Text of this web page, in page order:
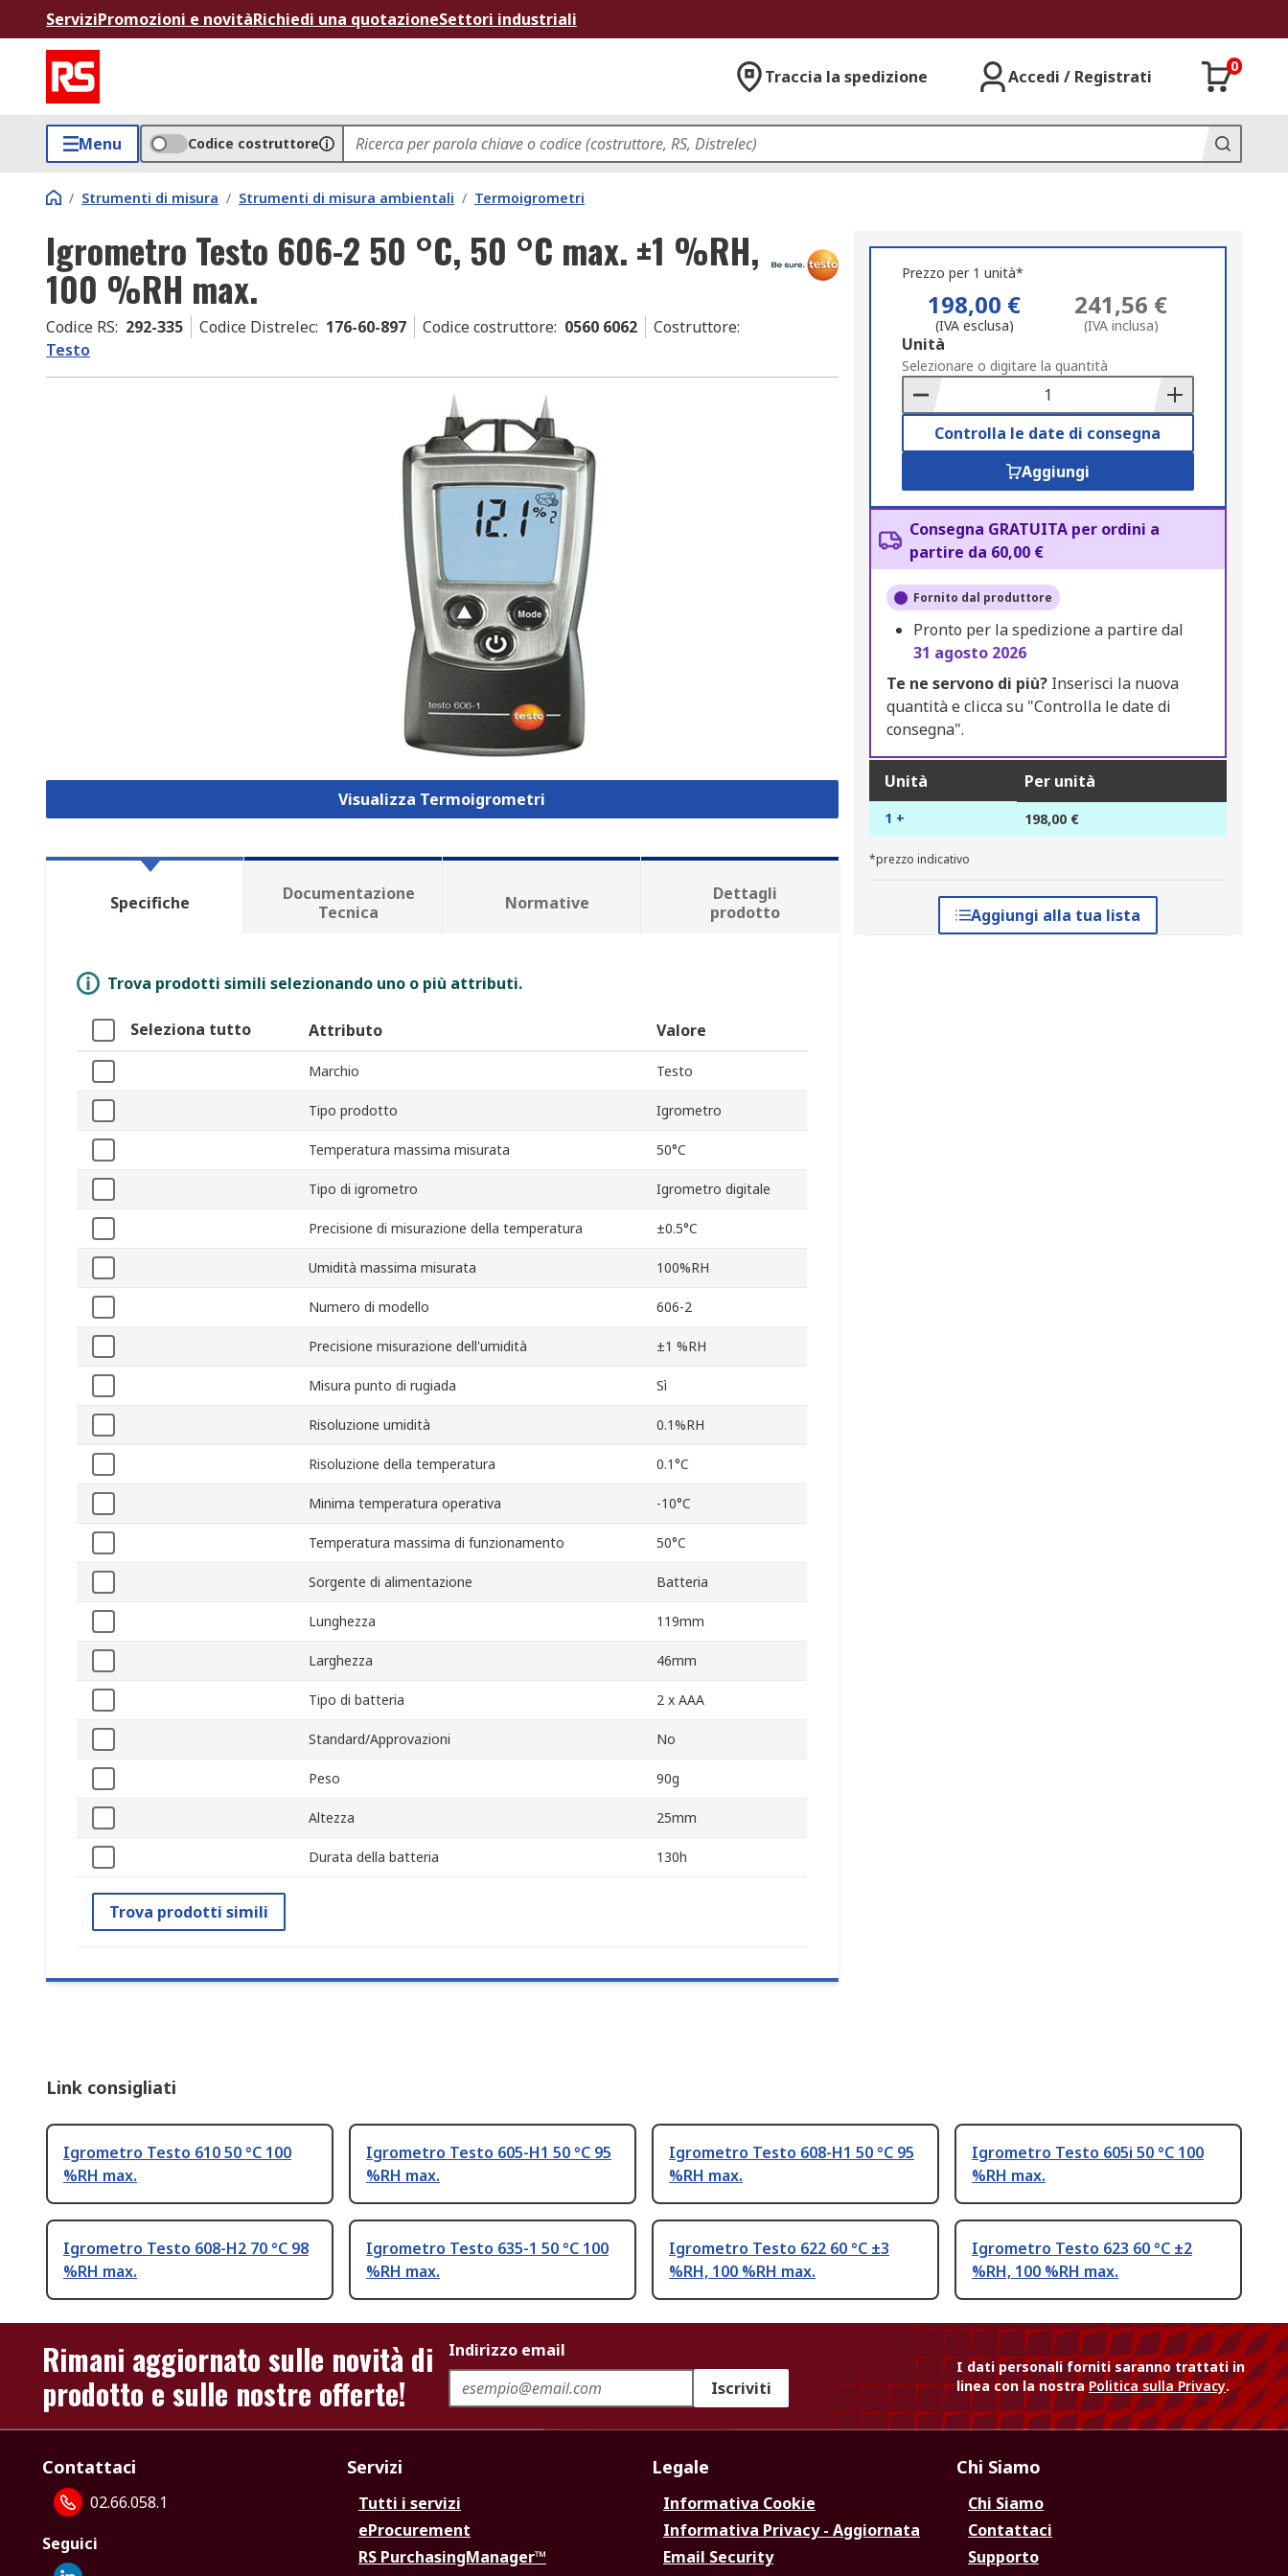
ServiziPromozioni e novitàRichiedi una quotazioneSettori industriali
Traccia la spedizione Accedi / Registrati
0
Menu Codice costruttore
/ Strumenti di misura / Strumenti di misura ambientali / Termoigrometri
Igrometro Testo 606-2 50 °C, 50 °C max. ±1 %RH,
100 %RH max.
Codice RS: 292-335 Codice Distrelec: 176-60-897 Codice costruttore: 0560 6062 Costruttore:
Testo
Visualizza Termoigrometri
Prezzo per 1 unità*
198,00 €
(IVA esclusa)
241,56 €
(IVA inclusa)
Add
to
Basket
Unità
Selezionare o digitare la quantità
Controlla le date di consegna
Aggiungi
Consegna GRATUITA per ordini a
partire da 60,00 €
Fornito dal produttore
Pronto per la spedizione a partire dal
31 agosto 2026
Te ne servono di più?Inserisci la nuova
quantità e clicca su "Controlla le date di
consegna".
Unità Per unità
1 + 198,00 €
*prezzo indicativo
Aggiungi alla tua lista
Specifiche
Documentazione
Tecnica
Normative
Dettagli
prodotto
Trova prodotti simili selezionando uno o più attributi.
Seleziona tutto Attributo Valore
Marchio Testo
Tipo prodotto Igrometro
Temperatura massima misurata 50°C
Tipo di igrometro Igrometro digitale
Precisione di misurazione della temperatura ±0.5°C
Umidità massima misurata 100%RH
Numero di modello 606-2
Precisione misurazione dell'umidità ±1 %RH
Misura punto di rugiada Sì
Risoluzione umidità 0.1%RH
Risoluzione della temperatura 0.1°C
Minima temperatura operativa -10°C
Temperatura massima di funzionamento 50°C
Sorgente di alimentazione Batteria
Lunghezza 119mm
Larghezza 46mm
Tipo di batteria 2 x AAA
Standard/Approvazioni No
Peso 90g
Altezza 25mm
Durata della batteria 130h
Trova prodotti simili
Link consigliati
Igrometro Testo 610 50 °C 100
%RH max.
Igrometro Testo 605-H1 50 °C 95
%RH max.
Igrometro Testo 608-H1 50 °C 95
%RH max.
Igrometro Testo 605i 50 °C 100
%RH max.
Igrometro Testo 608-H2 70 °C 98
%RH max.
Igrometro Testo 635-1 50 °C 100
%RH max.
Igrometro Testo 622 60 °C ±3
%RH, 100 %RH max.
Igrometro Testo 623 60 °C ±2
%RH, 100 %RH max.
Rimani aggiornato sulle novità di
prodotto e sulle nostre offerte!
Indirizzo email
Iscriviti
I dati personali forniti saranno trattati in
linea con la nostraPolitica sulla Privacy.
Contattaci
02.66.058.1
Seguici
Servizi
Tutti i servizi
eProcurement
RS PurchasingManager™
Legale
Informativa Cookie
Informativa Privacy - Aggiornata
Email Security
Chi Siamo
Chi Siamo
Contattaci
Supporto